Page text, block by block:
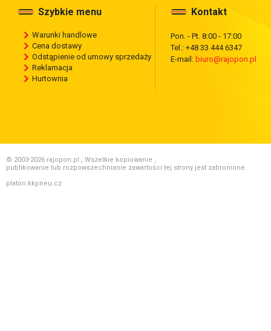
Szybkie menu
Warunki handlowe
Cena dostawy
Odstąpienie od umowy sprzedaży
Reklamacja
Hurtownia
Kontakt
Pon. - Pt. 8:00 - 17:00
Tel.: +48 33 444 6347
E-mail: biuro@rajopon.pl
© 2003-2026 rajopon.pl , Wszelkie kopiowanie ,
publikowanie lub rozpowszechnianie zawartości tej strony jest zabronione.
platon.kkpneu.cz